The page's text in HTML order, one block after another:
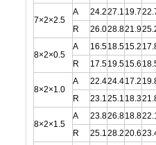
7×2×2.5
A 24.227.1 19.7
R
26.028.821.9
8×2×0.5
A 16.518.515.2
R
17.519.515.6
8×2×1.0
A 22.424.417.2
R
23.125.1 18.3
8×2×1.5
A 23.826.818.8
R
25.128.220.6